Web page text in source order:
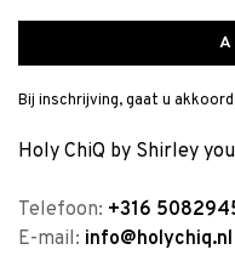
Bij inschrijving, gaat u
Holy ChiQ by Shirley
Telefoon: +316
E-mail: info@holychiq.nl